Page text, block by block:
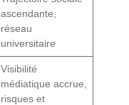
ascendante,
réseau
universitaire
Visibilité
médiatique accrue,
risques et